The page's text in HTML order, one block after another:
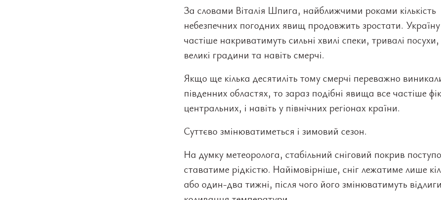
За словами Віталія Шпига, найближчими роками кількість
небезпечних погодних явищ продовжить зростати. Україну
частіше накриватимуть сильні хвилі спеки, тривалі
великі градини та навіть смерчі.
Якщо ще кілька десятиліть тому смерчі переважно
південних областях, то зараз подібні явища все частіше
центральних, і навіть у північних регіонах країни.
Суттєво змінюватиметься і зимовий сезон.
На думку метеоролога, стабільний сніговий покрив
ставатиме рідкістю. Найімовірніше, сніг лежатиме лише
або один-два тижні, після чого його змінюватимуть